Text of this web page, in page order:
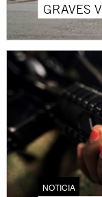
GRAVES
NOTICIA